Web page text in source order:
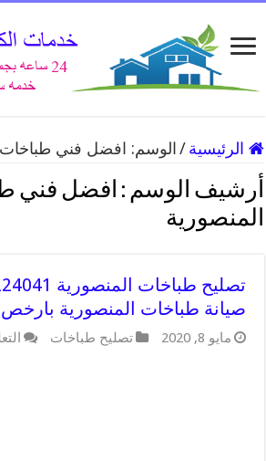
الرئيسية / الوسم: افضل فني طباخات
أرشيف الوسم : افضل فني
المنصورية
صيانة طباخات المنصورية بارخص
مايو 8, 2020 تصليح طباخات